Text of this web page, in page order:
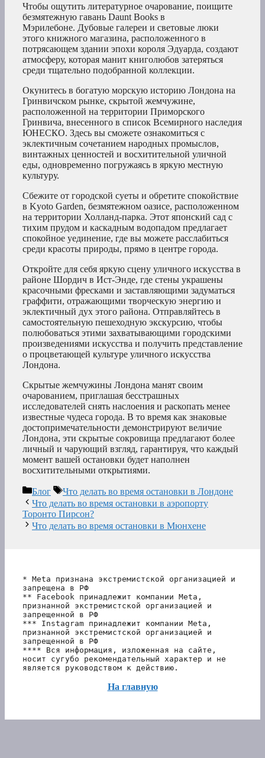
Чтобы ощутить литературное очарование, поищите
безмятежную гавань Daunt Books в
Мэрилебоне. Дубовые галереи и световые люки
этого книжного магазина, расположенного в
потрясающем здании эпохи короля Эдуарда, создают
атмосферу, которая манит книголюбов затеряться
среди тщательно подобранной коллекции.
Окунитесь в богатую морскую историю Лондона на
Гринвичском рынке, скрытой жемчужине,
расположенной на территории Приморского
Гринвича, внесенного в список Всемирного наследия
ЮНЕСКО. Здесь вы сможете ознакомиться с
эклектичным сочетанием народных промыслов,
винтажных ценностей и восхитительной уличной
еды, одновременно погружаясь в яркую местную
культуру.
Сбежите от городской суеты и обретите спокойствие
в Kyoto Garden, безмятежном оазисе, расположенном
на территории Холланд-парка. Этот японский сад с
тихим прудом и каскадным водопадом предлагает
спокойное уединение, где вы можете расслабиться
среди красоты природы, прямо в центре города.
Откройте для себя яркую сцену уличного искусства в
районе Шордич в Ист-Энде, где стены украшены
красочными фресками и заставляющими задуматься
граффити, отражающими творческую энергию и
эклектичный дух этого района. Отправляйтесь в
самостоятельную пешеходную экскурсию, чтобы
полюбоваться этими захватывающими городскими
произведениями искусства и получить представление
о процветающей культуре уличного искусства
Лондона.
Скрытые жемчужины Лондона манят своим
очарованием, приглашая бесстрашных
исследователей снять наслоения и раскопать менее
известные чудеса города. В то время как знаковые
достопримечательности демонстрируют величие
Лондона, эти скрытые сокровища предлагают более
личный и чарующий взгляд, гарантируя, что каждый
момент вашей остановки будет наполнен
восхитительными открытиями.
Рубрики
Блог Метки
Что делать во время остановки в Лондоне
Что делать во время остановки в аэропорту
Торонто Пирсон?
Что делать во время остановки в Мюнхене
* Meta признана экстремистской организацией и
запрещена в РФ
** Facebook принадлежит компании Meta,
признанной экстремистской организацией и
запрещенной в РФ
*** Instagram принадлежит компании Meta,
признанной экстремистской организацией и
запрещенной в РФ
**** Вся информация, изложенная на сайте,
носит сугубо рекомендательный характер и не
является руководством к действию.
На главную